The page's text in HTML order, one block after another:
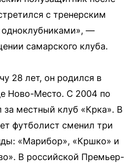
с тренерским
—
самарского клуба.
28 лет, он родился в
Ново-Место. С 2004 по
за местный клуб «Крка». В
футболист сменил три
«Марибор», «Кршко» и
В российской Премьер-